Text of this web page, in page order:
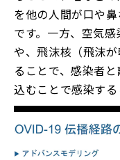
を他の人間が口や
です。一方、空気
や、飛沫核（飛沫
ることで、感染者
込むことで感染する